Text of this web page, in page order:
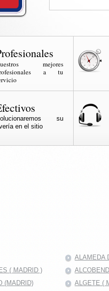
mejores
a tu
su
en el sitio
ALAMEDA
( MADRID )
(MADRID)
ALGETE (